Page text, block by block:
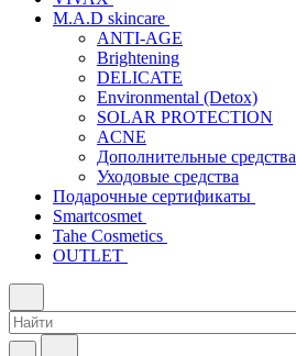
M.A.D skincare
ANTI-AGE
Brightening
DELICATE
Environmental (Detox)
SOLAR PROTECTION
АCNE
Дополнительные средства
Уходовые средства
Подарочные сертификаты
Smartcosmet
Tahe Cosmetics
OUTLET